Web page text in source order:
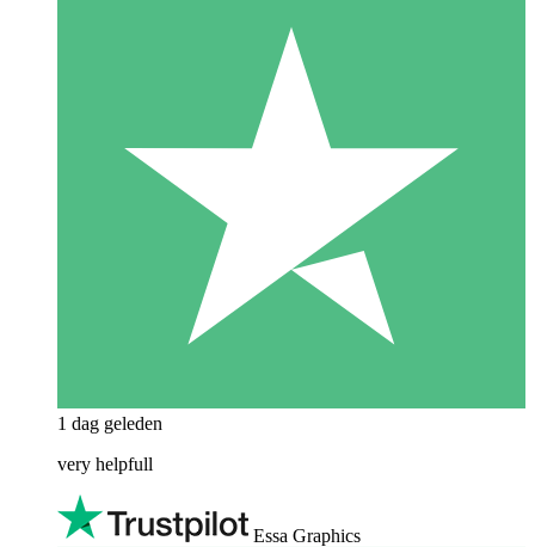
1 dag geleden
very helpfull
Essa Graphics